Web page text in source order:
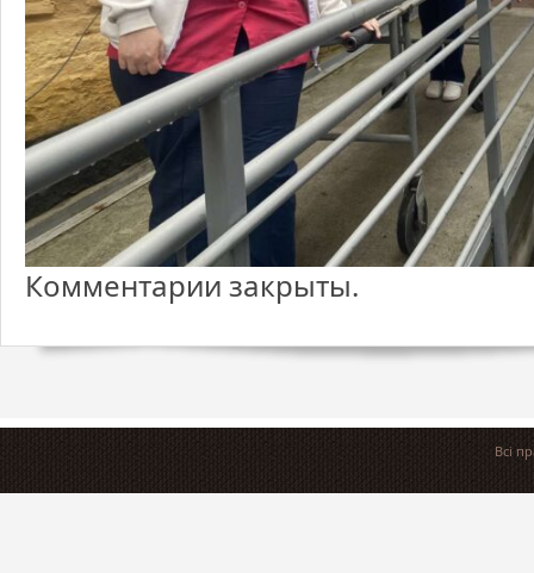
Комментарии закрыты.
Всі